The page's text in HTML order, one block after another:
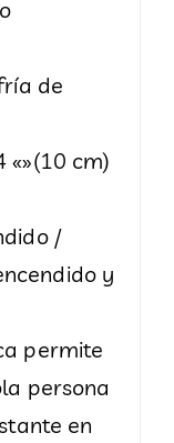
de
«»(10 cm)
/
y
permite
persona
en